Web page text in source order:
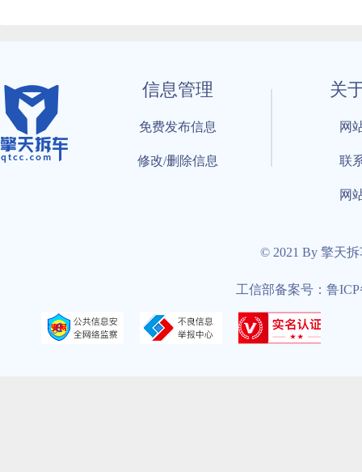
信息管理
免费发布信息
修改/删除信息
关
网
联
网
© 2021 By 擎天
工信部备案号：鲁